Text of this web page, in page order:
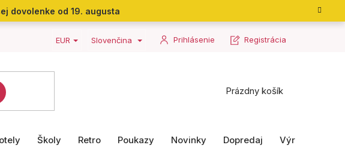
dovolenke od 19. augusta
EUR Slovenčina Prihlásenie Registrácia
Nákupný
Prázdny košík
Školy Retro Poukazy Novinky Dopredaj Výrobky II.